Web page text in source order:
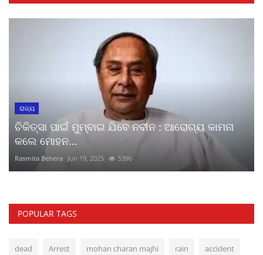
ରାଜ୍ୟ
ଚିକିତ୍ସା ପାଇଁ ମୁମ୍ବାଇ ଯିବେ ନବୀନ : ଆରୋଗ୍ୟ କାମନା
କଲେ ମୋହନ...
Rasmita Behera Jun 19, 2025 5396
POPULAR TAGS
dead Arrest mohan charan majhi rain accident